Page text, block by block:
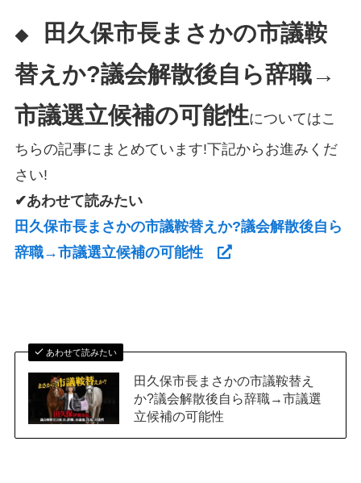
◆
田久保市長まさかの市議鞍
替えか?議会解散後自ら辞職→
市議選立候補の可能性についてはこ
ちらの記事にまとめています!下記からお進みくだ
さい!
✔あわせて読みたい
田久保市長まさかの市議鞍替えか?議会解散後自ら
辞職→市議選立候補の可能性
あわせて読みたい
田久保市長まさかの市議鞍替え
か?議会解散後自ら辞職→市議選
立候補の可能性